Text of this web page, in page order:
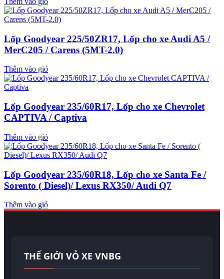
Lốp Goodyear 225/50ZR17, Lốp cho xe Audi A5 /
MerC205 / Carens (5MT-2.0)
Thêm vào giỏ
Lốp Goodyear 235/60R17, Lốp cho xe Chevrolet
CAPTIVA / Captiva
Thêm vào giỏ
Lốp Goodyear 235/60R18, Lốp cho xe Santa Fe /
Sorento ( Diesel)/ Lexus RX350/ Audi Q7
Thêm vào giỏ
THẾ GIỚI VỎ XE VNBG